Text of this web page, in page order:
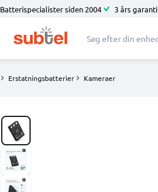
Batterispecialister siden 2004 3 års garanti
Erstatningsbatterier Kameraer